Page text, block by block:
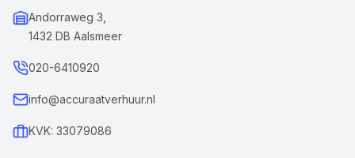
Andorraweg 3,
1432 DB Aalsmeer
020-6410920
info@accuraatverhuur.nl
KVK: 33079086